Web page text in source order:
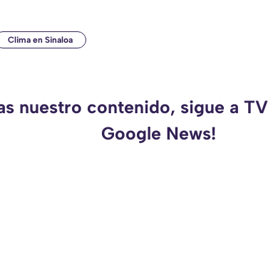
Clima en Sinaloa
nuestro contenido, sigue a
Google News!